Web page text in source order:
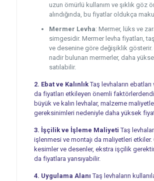
uzun ömürlü kullanım ve şıklık göz
alındığında, bu fiyatlar oldukça
Mermer Levha: Mermer, lüks ve
simgesidir. Mermer levha fiyatları,
ve desenine göre değişiklik gösterir.
nadir bulunan mermerler, daha
satılabilir.
2. Ebat ve KalınlıkTaş levhaların ebatları
da fiyatları etkileyen önemli
büyük ve kalın levhalar, malzeme
gereksinimleri nedeniyle daha yüksek
3. İşçilik ve İşleme Maliyeti Taş
işlenmesi ve montajı da maliyetleri etkiler.
kesimler ve desenler, ekstra işçilik
da fiyatlara yansıyabilir.
4. Uygulama Alanı Taş levhaların